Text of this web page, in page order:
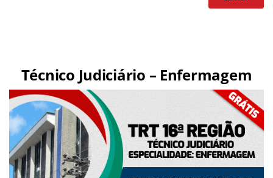
Técnico Judiciário – Enfermagem